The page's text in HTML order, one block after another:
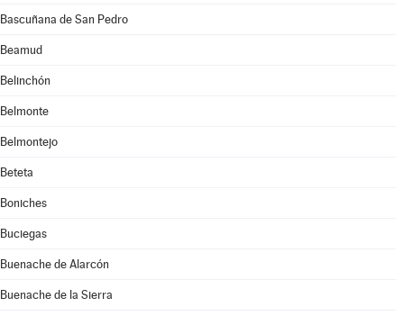
Bascuñana de San Pedro
Beamud
Belinchón
Belmonte
Belmontejo
Beteta
Boniches
Buciegas
Buenache de Alarcón
Buenache de la Sierra